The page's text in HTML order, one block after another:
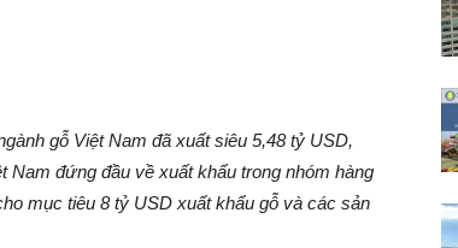
gỗ Việt Nam đã xuất siêu 5,48 tỷ USD,
Nam đứng đầu về xuất khẩu trong nhóm hàng
mục tiêu 8 tỷ USD xuất khẩu gỗ và các sản